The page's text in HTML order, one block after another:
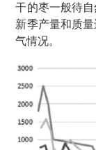
干的枣一般待
新季产量和质
气情况。